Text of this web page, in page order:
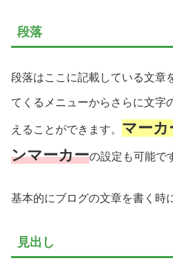
段落
段落はここに記載している文章
てくるメニューからさらに文字
えることができます。 マーカ
ンマーカーの設定も可能で
基本的にブログの文章を書く時
見出し